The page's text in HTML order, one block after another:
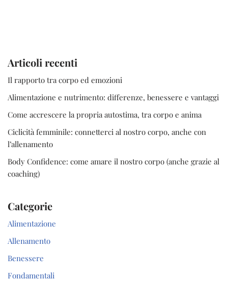
Articoli recenti
Il rapporto tra corpo ed emozioni
Alimentazione e nutrimento: differenze, benessere e vantaggi
Come accrescere la propria autostima, tra corpo e anima
Ciclicità femminile: connetterci al nostro corpo, anche con
l’allenamento
Body Confidence: come amare il nostro corpo (anche grazie al
coaching)
Categorie
Alimentazione
Allenamento
Benessere
Fondamentali